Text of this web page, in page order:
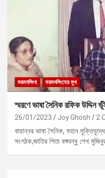
ময়মনসিংহ ময়মনসিংহের মুখ
স্মরণে ভাষা সৈনিক রফিক উদ্দিন
26/01/2023 Joy Ghosh 2
বায়ান্নর ভাষা সৈনিক, মহান
সংগঠক,জাতির পিতা বঙ্গবন্ধু শেখ